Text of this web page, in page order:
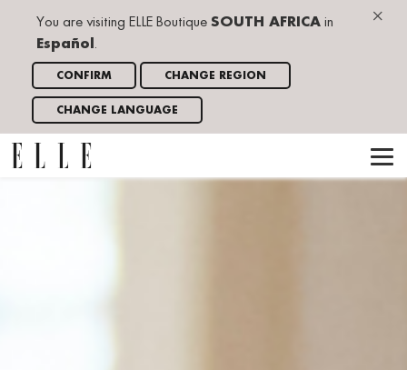
×
You are visiting ELLE Boutique SOUTH AFRICA in
Español .
CONFIRM CHANGE REGION
CHANGE LANGUAGE